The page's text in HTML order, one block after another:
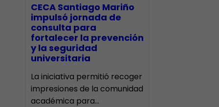
CECA Santiago Mariño
impulsó jornada de
consulta para
fortalecer la prevención
y la seguridad
universitaria
La iniciativa permitió recoger
impresiones de la comunidad
académica para…